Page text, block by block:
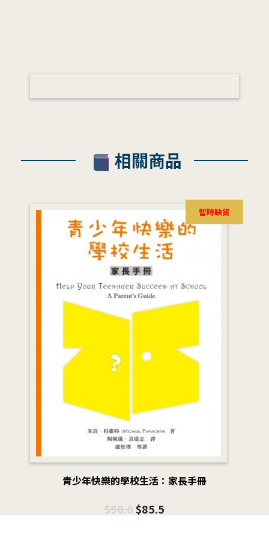
相關商品
青少年快樂的學校生活：家長手冊
暫時缺貨
$90.0$85.5